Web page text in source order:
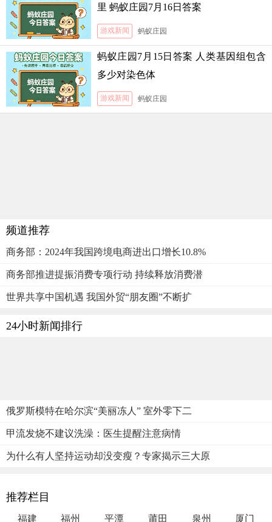
里 蚂蚁庄园7月16日答案
游戏新闻 蚂蚁庄园
蚂蚁庄园7月15日答案 人类基因组包含
多少对染色体
游戏新闻 蚂蚁庄园
频道推荐
商务部：2024年我国跨境电商进出口增长10.8%
商务部推进提振消费专项行动 持续释放消费潜
世界共享中国机遇 我国外贸“朋友圈”不断扩
24小时新闻排行
俄罗斯模特在哈尔滨“美丽冻人” 室外零下二
甲流发烧不建议洗澡：医生提醒注意病情
为什么有人坚持运动却没变瘦？专家揭示三大原
推荐栏目
福建 福州 平潭 莆田 泉州 厦门